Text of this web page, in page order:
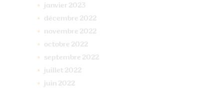
janvier 2023
décembre 2022
novembre 2022
octobre 2022
septembre 2022
juillet 2022
juin 2022